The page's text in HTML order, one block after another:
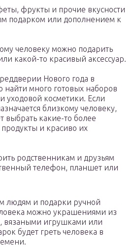
фрукты и прочие вкусности
подарком или дополнением к
человеку можно подарить
какой-то красивый аксессуар.
Нового года в
найти много готовых наборов
уходовой косметики. Если
близкому человеку,
выбрать какие-то более
и красиво их
родственникам и друзьям
телефон, планшет или
людям и подарки ручной
можно украшениями из
вязаными игрушками или
будет греть человека в